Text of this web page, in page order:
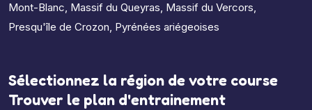
Mont-Blanc, Massif du Queyras, Massif du Vercors,
Presqu'île de Crozon, Pyrénées ariégeoises
Sélectionnez la région de votre course
Trouver le plan d'entrainement